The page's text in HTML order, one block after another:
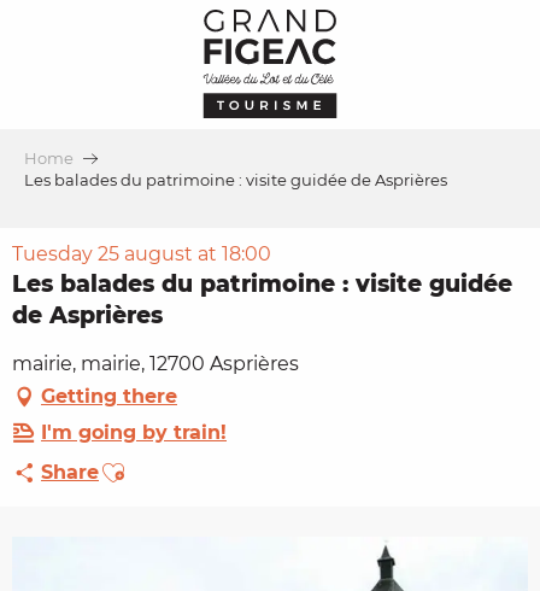
Home
Les balades du patrimoine : visite guidée de Asprières
Tuesday 25 august at 18:00
Les balades du patrimoine : visite guidée
de Asprières
mairie, mairie, 12700 Asprières
Getting there
I'm going by train!
ShareAjouter aux favoris